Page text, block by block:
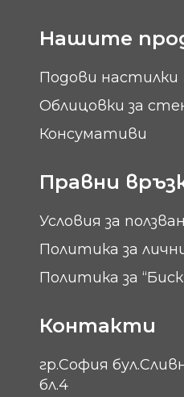
Нашите
Подови настилки
Облицовки за
Консумативи
Правни
Условия за
Политика за
Политика за
Контакти
гр.София
бл.4